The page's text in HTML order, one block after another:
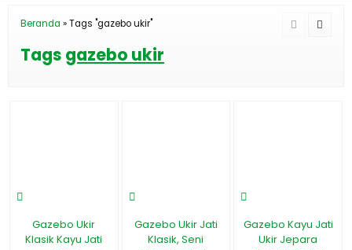
Beranda »Tags "gazebo ukir"
Tags gazebo ukir
Gazebo Ukir
Klasik Kayu Jati
Gazebo Ukir Jati
Klasik, Seni
Gazebo Kayu Jati
Ukir Jepara